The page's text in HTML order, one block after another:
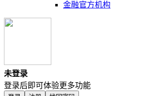
金融官方机构
未登录
登录后即可体验更多功能